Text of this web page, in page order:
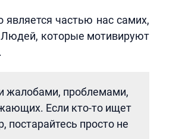
частью нас самих,
которые мотивируют
жалобами, проблемами,
Если кто-то ищет
постарайтесь просто не